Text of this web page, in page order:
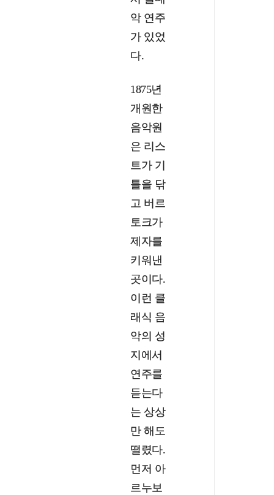
악 연주
가 있었
다.
1875년
개원한
음악원
은 리스
트가 기
틀을 닦
고 버르
토크가
제자를
키워낸
곳이다.
이런 클
래식 음
악의 성
지에서
연주를
듣는다
는 상상
만 해도
떨렸다.
먼저 아
르누보